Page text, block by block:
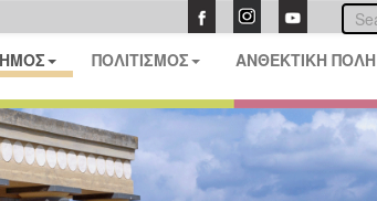
ΠΟΛΙΤΙΣΜΟΣ ΑΝΘΕΚΤΙΚΗ ΠΟΛΗ